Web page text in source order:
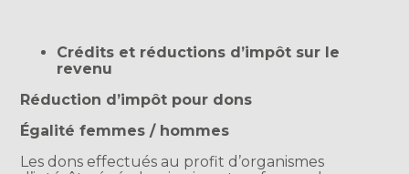
Crédits et réductions d’impôt sur le
revenu
Réduction d’impôt pour dons
Égalité femmes / hommes
Les dons effectués au profit d’organismes